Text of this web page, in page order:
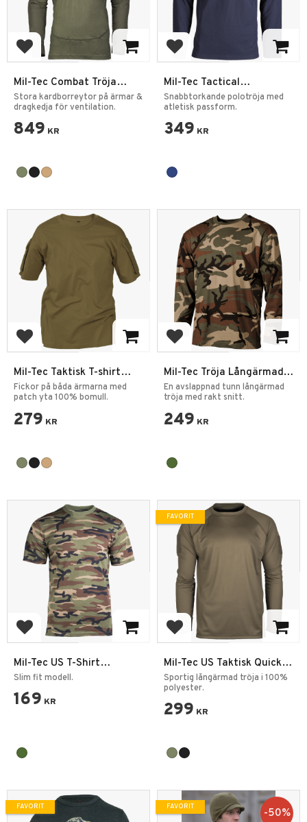
Lägg till i favoriter
Mil-Tec Combat Tröja
Chimera
Stora kardborreytor på ärmar &
dragkedja för ventilation.
849 KR
Lägg till i favoriter
Mil-Tec Tactical
Långärmad Pikétröja
Snabbtorkande polotröja med
atletisk passform.
349 KR
Lägg till i favoriter
Mil-Tec Taktisk T-shirt
Enfärgad Bomull
Fickor på båda ärmarna med
patch yta 100% bomull.
279 KR
Lägg till i favoriter
Mil-Tec Tröja Långärmad
Woodland
En avslappnad tunn långärmad
tröja med rakt snitt.
249 KR
Lägg till i favoriter
Mil-Tec US T-Shirt
Woodland
Slim fit modell.
169 KR
Lägg till i favoriter
Mil-Tec US Taktisk Quick
Dry Långärmad T-shirt
Sportig långärmad tröja i 100%
polyester.
299 KR
FAVORIT
FAVORIT 50%
FAVORIT